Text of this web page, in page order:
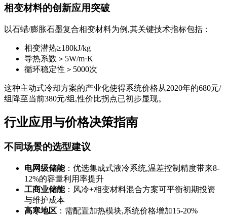
相变材料的创新应用突破
以石蜡/膨胀石墨复合相变材料为例,其关键技术指标包括：
相变潜热≥180kJ/kg
导热系数＞5W/m·K
循环稳定性＞5000次
这种主动式冷却方案的产业化使得系统价格从2020年的680元/
组降至当前380元/组,性价比拐点已初步显现。
行业应用与价格决策指南
不同场景的选型建议
电网级储能：优选集成式液冷系统,温差控制精度带来8-
12%的容量利用率提升
工商业储能：风冷+相变材料混合方案可平衡初期投资
与维护成本
高寒地区 ：需配置加热模块,系统价格增加15-20%